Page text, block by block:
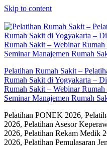
Skip to content
Pelatihan Rumah Sakit –
Rumah Sakit di Yogyakarta –
Rumah Sakit – Webinar
Seminar Manajemen Rumah
Pelatihan PONEK 2026,
2026, Pelatihan Asesor
2026, Pelatihan Rekam Medik
2026, Pelatihan Pemulasaran